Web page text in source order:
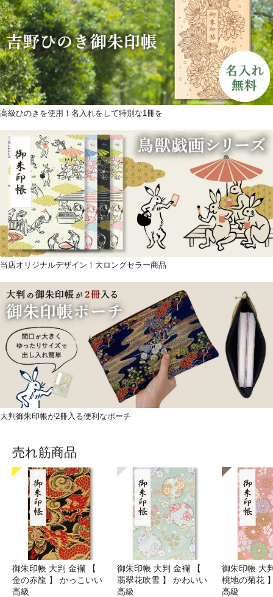
高級ひのきを使用！名入れをして特別な1冊を
当店オリジナルデザイン！大ロングセラー商品
大判御朱印帳が2冊入る便利なポーチ
売れ筋商品
御朱印帳 大判 金襴 【
金の赤龍 】 かっこいい
高級
御朱印帳 大判 金襴 【
翡翠花吹雪 】 かわいい
高級
御朱印帳 大
桃地の菊花
高級